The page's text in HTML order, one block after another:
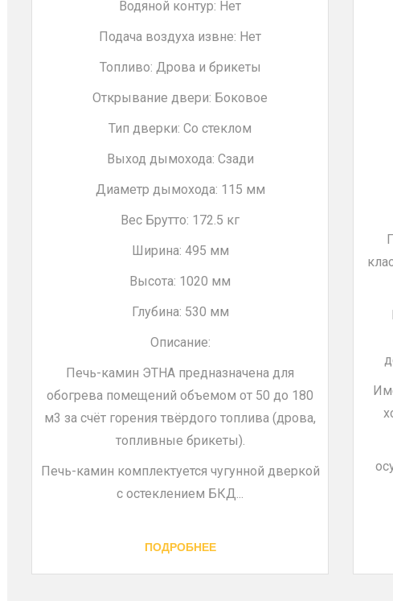
Водяной контур: Нет
Подача воздуха извне: Нет
Топливо: Дрова и брикеты
Открывание двери: Боковое
Тип дверки: Со стеклом
Выход дымохода: Сзади
Диаметр дымохода: 115 мм
Вес Брутто: 172.5 кг
Ширина: 495 мм
Высота: 1020 мм
Глубина: 530 мм
Описание:
Печь-камин ЭТНА предназначена для
обогрева помещений объемом от 50 до 180
м3 за счёт горения твёрдого топлива (дрова,
топливные брикеты).
Печь-камин комплектуется чугунной дверкой
с остеклением БКД...
ПОДРОБНЕЕ